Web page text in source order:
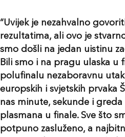
“Uvijek je nezahvalno
rezultatima, ali ovo je
smo došli na jedan uistinu
Bili smo i na pragu ulaska u
polufinalu nezaboravnu
europskih i svjetskih prvaka
nas minute, sekunde i
plasmana u finale. Sve što
potpuno zasluženo, a